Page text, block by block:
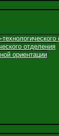
отделения
ориентации